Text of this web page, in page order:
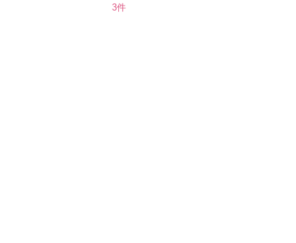
3件